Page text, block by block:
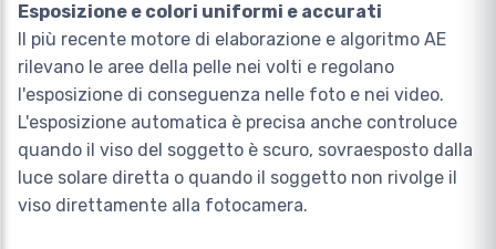
Esposizione e colori uniformi e accurati
Il più recente motore di elaborazione e algoritmo AE
rilevano le aree della pelle nei volti e regolano
l'esposizione di conseguenza nelle foto e nei video.
L'esposizione automatica è precisa anche controluce
quando il viso del soggetto è scuro, sovraesposto dalla
luce solare diretta o quando il soggetto non rivolge il
viso direttamente alla fotocamera.